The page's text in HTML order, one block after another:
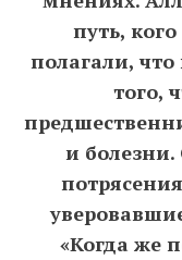
путь,
полагали,
того,
и
«Когда же